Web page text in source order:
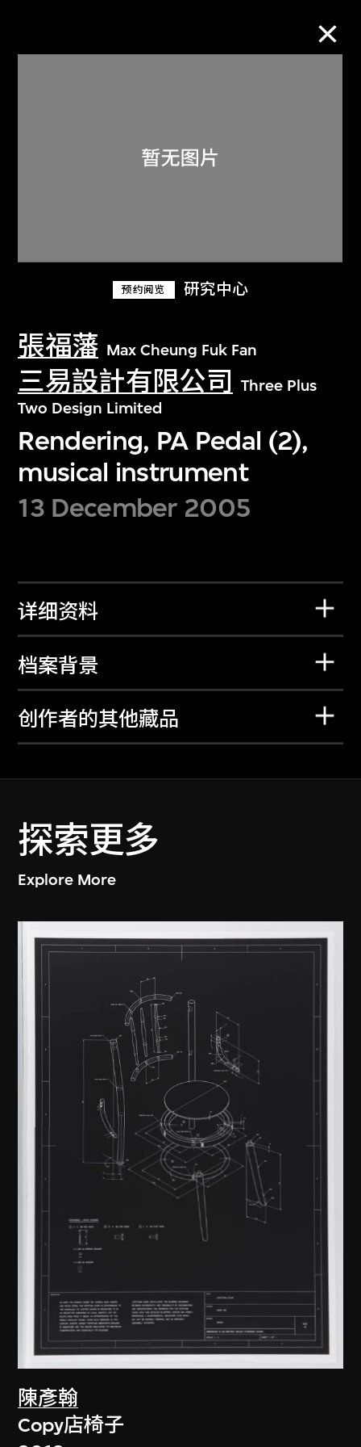
预约阅览 研究中心
張福藩 Max Cheung Fuk Fan
三易設計有限公司
Three Plus
Two Design Limited
Rendering, PA Pedal (2),
musical instrument
13 December 2005
详细资料
档案背景
创作者的其他藏品
探索更多
Explore More
陳彥翰
Copy店椅子
关于M+藏品
探索世界顶级的二十及二十一世纪视觉
文化藏品。